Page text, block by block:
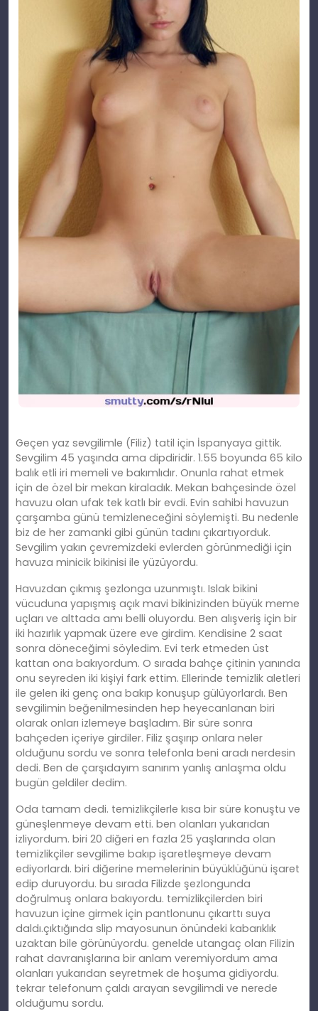
Geçen yaz sevgilimle (Filiz) tatil için İspanyaya gittik.
Sevgilim 45 yaşında ama dipdiridir. 1.55 boyunda 65 kilo
balık etli iri memeli ve bakımlıdır. Onunla rahat etmek
için de özel bir mekan kiraladık. Mekan bahçesinde özel
havuzu olan ufak tek katlı bir evdi. Evin sahibi havuzun
çarşamba günü temizleneceğini söylemişti. Bu nedenle
biz de her zamanki gibi günün tadını çıkartıyorduk.
Sevgilim yakın çevremizdeki evlerden görünmediği için
havuza minicik bikinisi ile yüzüyordu.
Havuzdan çıkmış şezlonga uzunmıştı. Islak bikini
vücuduna yapışmış açık mavi bikinizinden büyük meme
uçları ve alttada amı belli oluyordu. Ben alışveriş için bir
iki hazırlık yapmak üzere eve girdim. Kendisine 2 saat
sonra döneceğimi söyledim. Evi terk etmeden üst
kattan ona bakıyordum. O sırada bahçe çitinin yanında
onu seyreden iki kişiyi fark ettim. Ellerinde temizlik aletleri
ile gelen iki genç ona bakıp konuşup gülüyorlardı. Ben
sevgilimin beğenilmesinden hep heyecanlanan biri
olarak onları izlemeye başladım. Bir süre sonra
bahçeden içeriye girdiler. Filiz şaşırıp onlara neler
olduğunu sordu ve sonra telefonla beni aradı nerdesin
dedi. Ben de çarşıdayım sanırım yanlış anlaşma oldu
bugün geldiler dedim.
Oda tamam dedi. temizlikçilerle kısa bir süre konuştu ve
güneşlenmeye devam etti. ben olanları yukarıdan
izliyordum. biri 20 diğeri en fazla 25 yaşlarında olan
temizlikçiler sevgilime bakıp işaretleşmeye devam
ediyorlardı. biri diğerine memelerinin büyüklüğünü işaret
edip duruyordu. bu sırada Filizde şezlongunda
doğrulmuş onlara bakıyordu. temizlikçilerden biri
havuzun içine girmek için pantlonunu çıkarttı suya
daldı.çıktığında slip mayosunun önündeki kabarıklık
uzaktan bile görünüyordu. genelde utangaç olan Filizin
rahat davranışlarına bir anlam veremiyordum ama
olanları yukarıdan seyretmek de hoşuma gidiyordu.
tekrar telefonum çaldı arayan sevgilimdi ve nerede
olduğumu sordu.